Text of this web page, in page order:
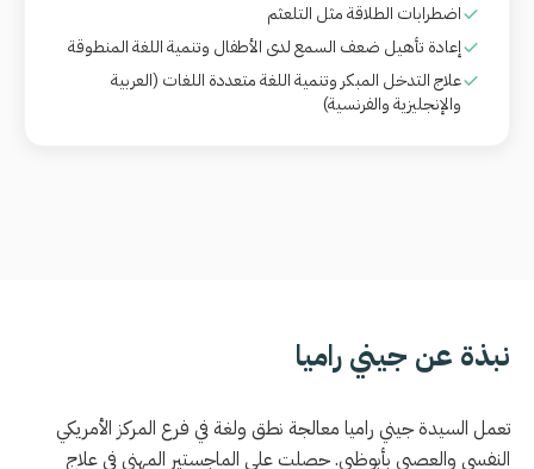
اضطرابات الطلاقة مثل التلعثم
إعادة تأهيل ضعف السمع لدى الأطفال وتنمية اللغة المنطوقة
علاج التدخل المبكر وتنمية اللغة متعددة اللغات (العربية
والإنجليزية والفرنسية)
نبذة عن جيني راميا
تعمل السيدة جيني راميا معالجة نطق ولغة في فرع المركز الأمريكي
النفسي والعصبي بأبوظبي. حصلت على الماجستير المهني في علاج